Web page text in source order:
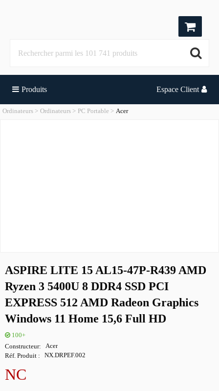
Produits Espace Client
Ordinateurs Ordinateurs PC Portable Acer
ASPIRE LITE 15 AL15-47P-R439 AMD
Ryzen 3 5400U 8 DDR4 SSD PCI
EXPRESS 512 AMD Radeon Graphics
Windows 11 Home 15,6 Full HD
100+
Constructeur Acer
Réf. Produit NX.DRPEF.002
NC